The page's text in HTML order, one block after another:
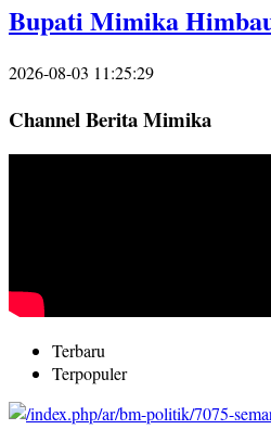
Bupati Mimika
2026-08-03 11:25:29
Channel Berita Mimika
Terbaru
Terpopuler